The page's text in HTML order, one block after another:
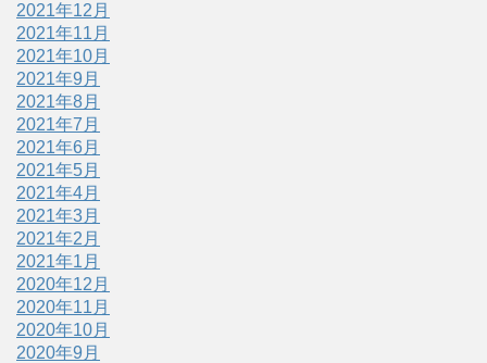
2021年12月
2021年11月
2021年10月
2021年9月
2021年8月
2021年7月
2021年6月
2021年5月
2021年4月
2021年3月
2021年2月
2021年1月
2020年12月
2020年11月
2020年10月
2020年9月